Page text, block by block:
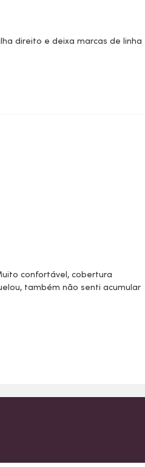
direito e deixa marcas de linha
confortável, cobertura
também não senti acumular